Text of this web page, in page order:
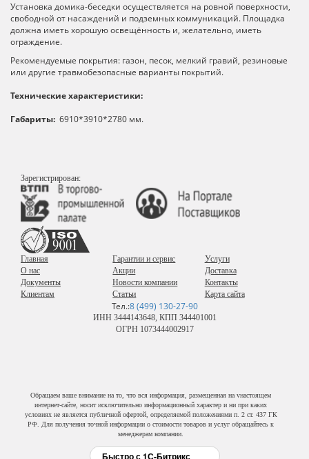
Установка домика-беседки осуществляется на ровной поверхности,
свободной от насаждений и подземных коммуникаций. Площадка
должна иметь хорошую освещённость и, желательно, иметь
ограждение.
Рекомендуемые покрытия: газон, песок, мелкий гравий, резиновые
или другие травмобезопасные варианты покрытий.
Технические характеристики:
Габариты: 6910*3910*2780 мм.
Зарегистрирован:
Главная
О нас
Документы
Клиентам
Гарантии и сервис
Акции
Новости компании
Статьи
Услуги
Доставка
Контакты
Карта сайта
Тел.:8 (499) 130-27-90
ИНН 3444143648, КПП 344401001
ОГРН 1073444002917
Обращаем ваше внимание на то, что вся информация, размещенная на vнастоящем
интернет-сайте, носит исключительно информационный характер и ни при каких
условиях не является публичной офертой, определяемой положениями п. 2 ст. 437 ГК
РФ. Для получения точной информации о стоимости товаров и услуг обращайтесь к
менеджерам компании.
Быстро с 1С-Битрикс